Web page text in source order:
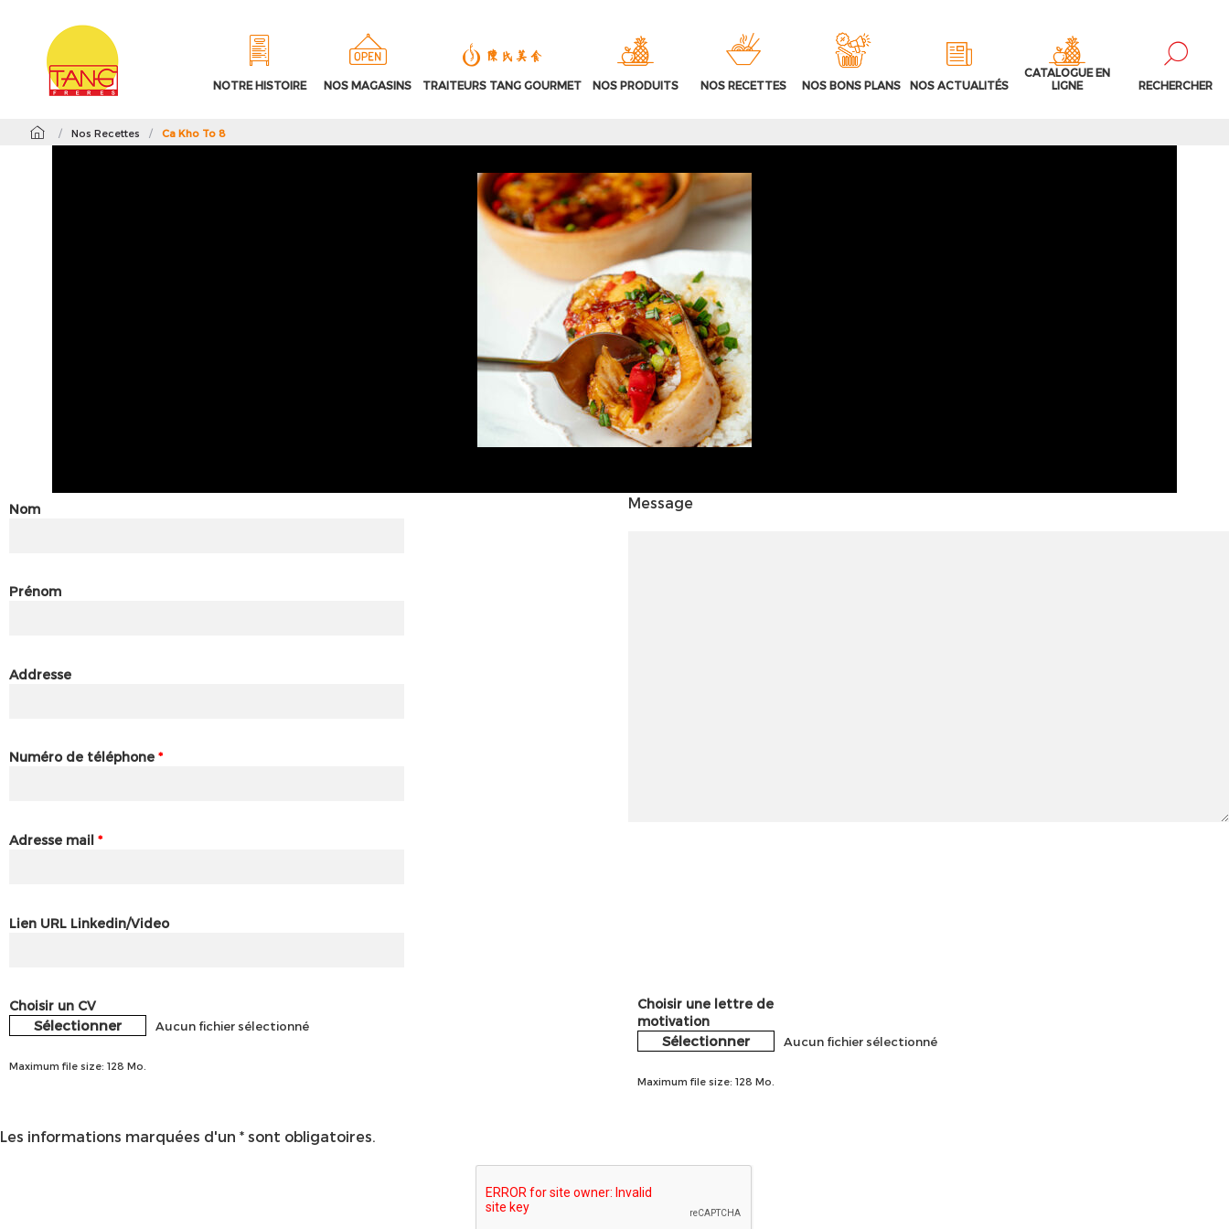
NOTRE HISTOIRE NOS MAGASINS TRAITEURS TANG GOURMET NOS PRODUITS NOS RECETTES NOS BONS PLANS NOS ACTUALITÉS
CATALOGUE EN
LIGNE
RECHERCHER
/ Nos Recettes / Ca Kho To 8
Nom
Prénom
Addresse
Numéro de téléphone *
Adresse mail *
Lien URL Linkedin/Video
Message
Choisir un CV
Sélectionner Aucun fichier sélectionné
Maximum file size: 128 Mo.
Choisir une lettre de
motivation
Sélectionner Aucun fichier sélectionné
Maximum file size: 128 Mo.
Les informations marquées d'un * sont obligatoires.